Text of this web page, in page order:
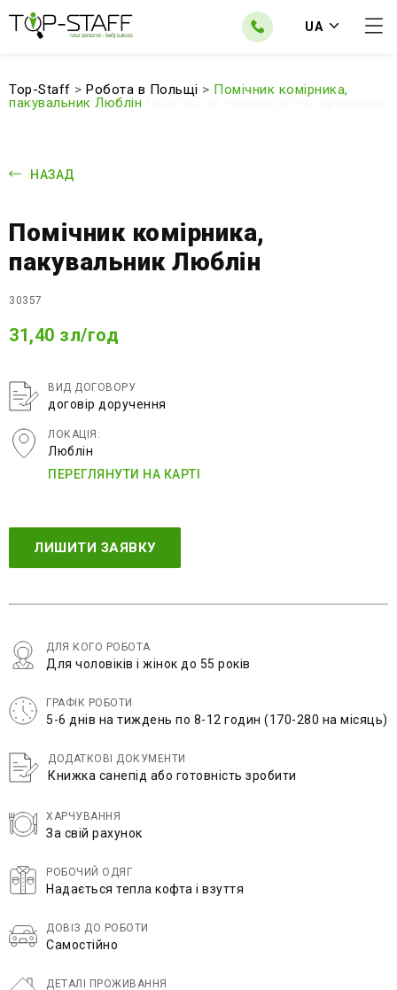
UA
Top-Staff > Робота в Польщі > Помічник комірника,
пакувальник Люблін
НАЗАД
Помічник комірника,
пакувальник Люблін
30357
31,40 зл/год
ВИД ДОГОВОРУ
договір доручення
ЛОКАЦІЯ:
Люблін
ПЕРЕГЛЯНУТИ НА КАРТІ
ЛИШИТИ ЗАЯВКУ
ДЛЯ КОГО РОБОТА
Для чоловіків і жінок до 55 років
ГРАФІК РОБОТИ
5-6 днів на тиждень по 8-12 годин (170-280 на місяць)
ДОДАТКОВІ ДОКУМЕНТИ
Книжка санепід або готовність зробити
ХАРЧУВАННЯ
За свій рахунок
РОБОЧИЙ ОДЯГ
Надається тепла кофта і взуття
ДОВІЗ ДО РОБОТИ
Самостійно
ДЕТАЛІ ПРОЖИВАННЯ